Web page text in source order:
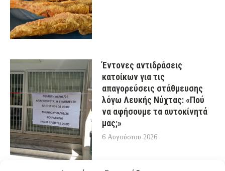
Έντονες αντιδράσεις
κατοίκων για τις
απαγορεύσεις στάθμευσης
λόγω Λευκής Νύχτας: «Πού
να αφήσουμε τα αυτοκίνητά
μας;»
6 Αυγούστου 2026